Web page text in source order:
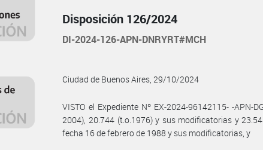
Disposición 126/2024
DI-2024-126-APN-DNRYRT#MCH
Ciudad de Buenos Aires, 29/10/2024
VISTO el Expediente Nº EX-2024-96142115- -APN-
2004), 20.744 (t.o.1976) y sus modificatorias y
fecha 16 de febrero de 1988 y sus modificatorias, y